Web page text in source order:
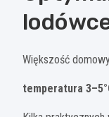
Większość
temperatura